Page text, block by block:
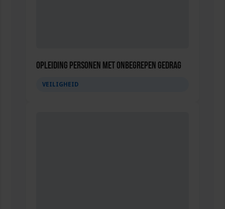
Opleiding Personen met onbegrepen gedrag
VEILIGHEID